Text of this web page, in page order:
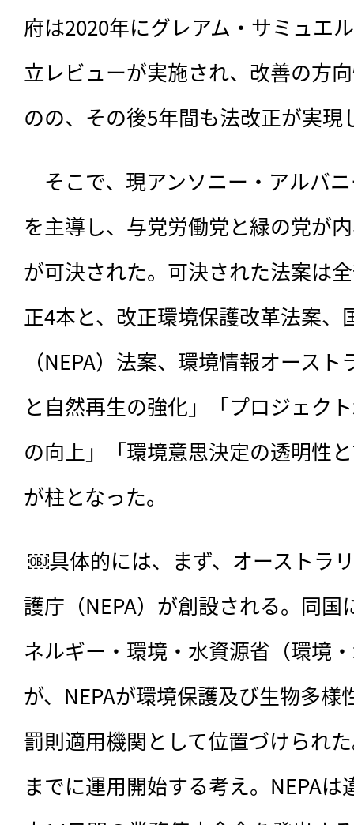
府は2020年にグレアム・サミュエ
立レビューが実施され、改善の方
のの、その後5年間も法改正が実現
そこで、現アンソニー・アルバ
を主導し、与党労働党と緑の党が
が可決された。可決された法案は
正4本と、改正環境保護改革法案、
（NEPA）法案、環境情報オース
と自然再生の強化」「プロジェク
の向上」「環境意思決定の透明性
が柱となった。
護庁（NEPA）が創設される。同
ネルギー・環境・水資源省（環境
が、NEPAが環境保護及び生物多
罰則適用機関として位置づけられ
までに運用開始する考え。NEPA